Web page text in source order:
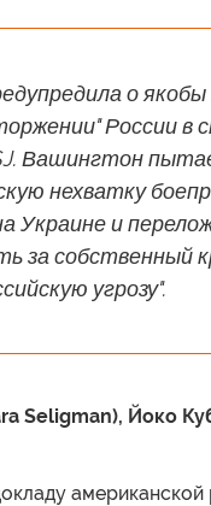
о
России в
Вашингтон
нехватку
Украине и
за собственный
угрозу".
Seligman), Йоко
американской